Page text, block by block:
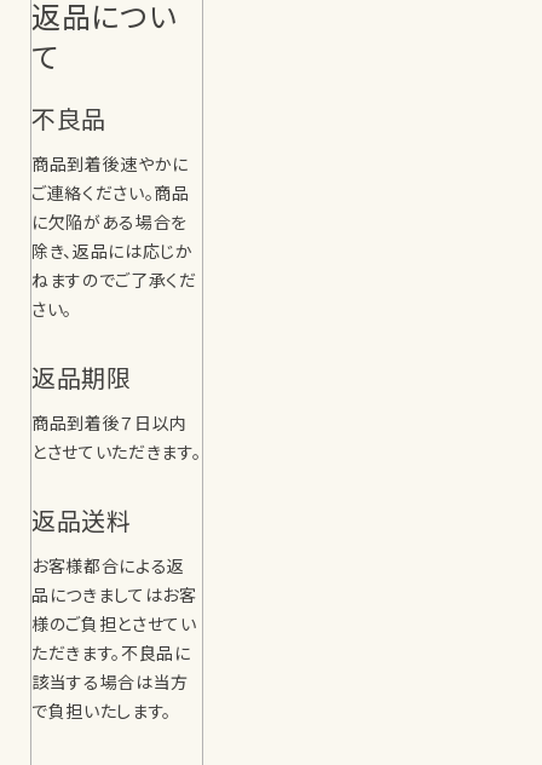
返品につい
て
不良品
商品到着後速やかに
ご連絡ください。商品
に欠陥がある場合を
除き、返品には応じか
ねますのでご了承くだ
さい。
返品期限
商品到着後７日以内
とさせていただきます。
返品送料
お客様都合による返
品につきましてはお客
様のご負担とさせてい
ただきます。不良品に
該当する場合は当方
で負担いたします。